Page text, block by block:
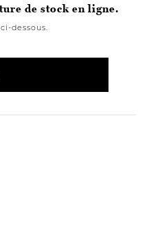
de stock en ligne.
dessous.